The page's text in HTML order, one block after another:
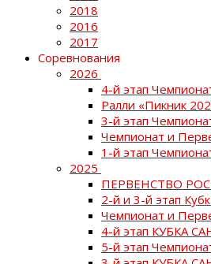
2018
2016
2017
Соревнования
2026
4-й этап
Ралли «Пикник
3-й этап
Чемпионат и
1-й этап
2025
ПЕРВЕНСТВО
2-й и 3-й этап
Чемпионат и
4-й этап КУБКА
5-й этап